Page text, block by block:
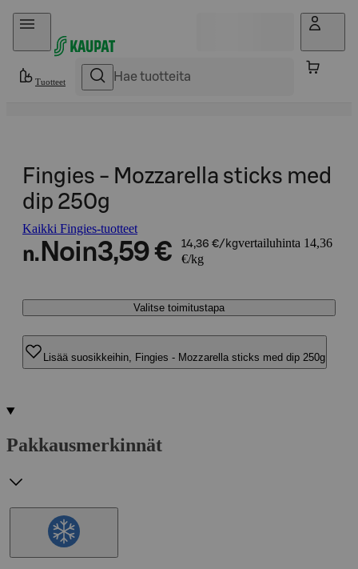
Hyppää sisältöön
Tuotteet
Fingies - Mozzarella sticks med
dip 250g
Kaikki Fingies-tuotteet
n. Noin3,59 € 14,36 €/kgvertailuhinta 14,36
€/kg
Valitse toimitustapa
Lisää suosikkeihin, Fingies - Mozzarella sticks med dip 250g
Pakkausmerkinnät